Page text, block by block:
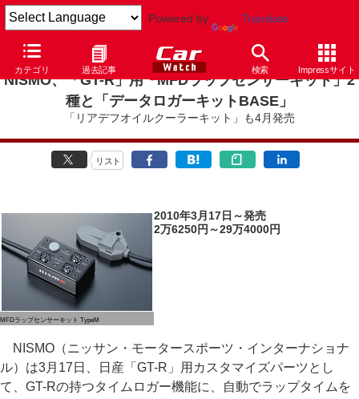
Powered by Translate
カテゴリ 過去記事 検索 Impressサイト
NISMO、「GT-R」用「MFDラップセンサーキット」2
種と「データロガーキットBASE」
「リアデフオイルクーラーキット」も4月発売
リスト
MFDラップセンサーキット TypeM
2010年3月17日～発売
2万6250円～29万4000円
NISMO（ニッサン・モータースポーツ・インターナショナ
ル）は3月17日、日産「GT-R」用カスタマイズパーツとし
て、GT-Rの持つタイムロガー機能に、自動でラップタイムを